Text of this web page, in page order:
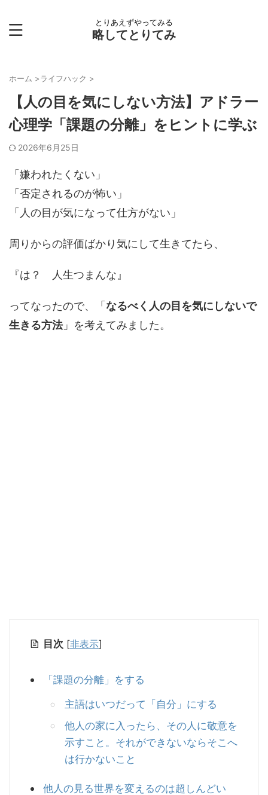
とりあえずやってみる
略してとりてみ
ホーム >ライフハック >
【人の目を気にしない方法】アドラー
心理学「課題の分離」をヒントに学ぶ
2026年6月25日
「嫌われたくない」
「否定されるのが怖い」
「人の目が気になって仕方がない」
周りからの評価ばかり気にして生きてたら、
『は？ 人生つまんな』
ってなったので、「 なるべく人の目を気にしないで
生きる方法」を考えてみました。
目次 [非表示]
「課題の分離」をする
主語はいつだって「自分」にする
他人の家に入ったら、その人に敬意を
示すこと。それができないならそこへ
は行かないこと
他人の見る世界を変えるのは超しんどい